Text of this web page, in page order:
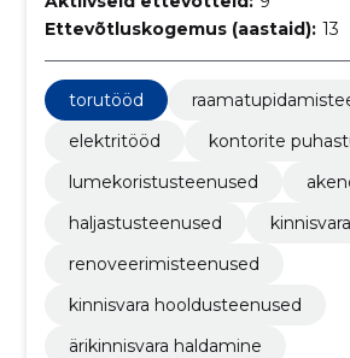
Ettevõtluskogemus (aastaid): 13
torutööd
elektritööd
kontorite
lumekoristusteenused
haljastusteenused
renoveerimisteenused
kinnisvara hooldusteenused
ärikinnisvara haldamine